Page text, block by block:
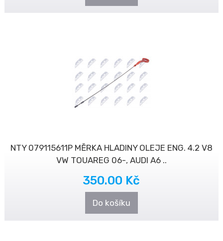
NTY 079115611P MĚRKA HLADINY OLEJE ENG. 4.2 V8
VW TOUAREG 06-, AUDI A6 ..
350.00 Kč
Do košíku